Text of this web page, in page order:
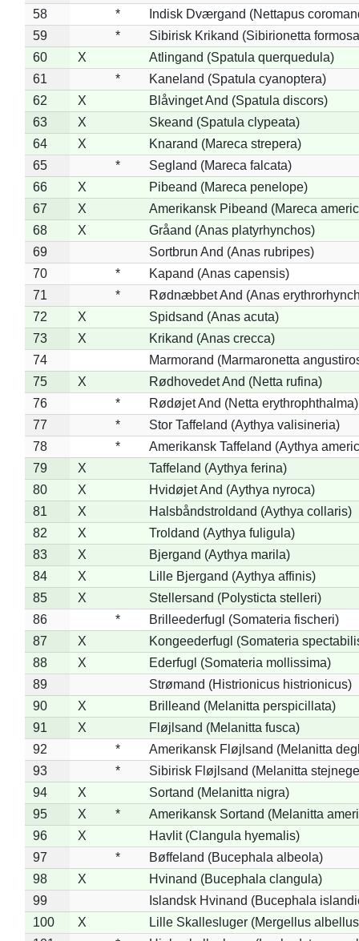
58
*
Indisk Dværgand (Nettapus
59
*
Sibirisk Krikand (Sibirionetta
60
X
Atlingand (Spatula querquedula)
61
*
Kaneland (Spatula cyanoptera)
62
X
Blåvinget And (Spatula discors)
63
X
Skeand (Spatula clypeata)
64
X
Knarand (Mareca strepera)
65
*
Segland (Mareca falcata)
66
X
Pibeand (Mareca penelope)
67
X
Amerikansk Pibeand (Mareca
68
X
Gråand (Anas platyrhynchos)
69
Sortbrun And (Anas rubripes)
70
*
Kapand (Anas capensis)
71
*
Rødnæbbet And (Anas
72
X
Spidsand (Anas acuta)
73
X
Krikand (Anas crecca)
74
Marmorand (Marmaronetta
75
X
Rødhovedet And (Netta rufina)
76
*
Rødøjet And (Netta erythrophthalma)
77
*
Stor Taffeland (Aythya valisineria)
78
*
Amerikansk Taffeland (Aythya
79
X
Taffeland (Aythya ferina)
80
X
Hvidøjet And (Aythya nyroca)
81
X
Halsbåndstroldand (Aythya collaris)
82
X
Troldand (Aythya fuligula)
83
X
Bjergand (Aythya marila)
84
X
Lille Bjergand (Aythya affinis)
85
X
Stellersand (Polysticta stelleri)
86
*
Brilleederfugl (Somateria fischeri)
87
X
Kongeederfugl (Somateria
88
X
Ederfugl (Somateria mollissima)
89
Strømand (Histrionicus histrionicus)
90
X
Brilleand (Melanitta perspicillata)
91
X
Fløjlsand (Melanitta fusca)
92
*
Amerikansk Fløjlsand (Melanitta
93
*
Sibirisk Fløjlsand (Melanitta
94
X
Sortand (Melanitta nigra)
95
X *
Amerikansk Sortand (Melanitta
96
X
Havlit (Clangula hyemalis)
97
*
Bøffeland (Bucephala albeola)
98
X
Hvinand (Bucephala clangula)
99
Islandsk Hvinand (Bucephala
100
X
Lille Skallesluger (Mergellus